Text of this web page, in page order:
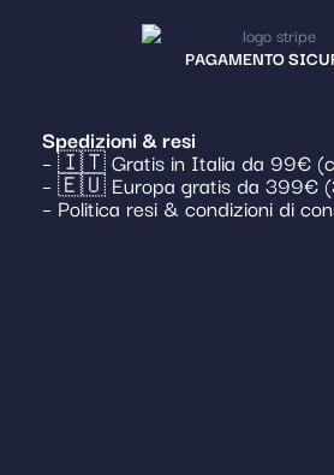
PAGAMENTO
Spedizioni & resi
– 🇮🇹 Gratis in Italia da 99€
– 🇪🇺 Europa gratis da 399€
– Politica resi & condizioni di